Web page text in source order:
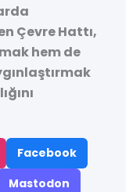
Çevre Hattı,
hem de
Facebook
Mastodon